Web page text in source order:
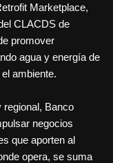
Marketplace,
CLACDS de
promover
agua y energía de
ambiente.
regional, Banco
negocios
que aporten al
opera, se suma